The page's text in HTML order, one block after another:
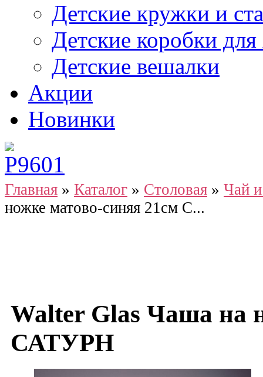
Детские кружки и
Детские коробки
Детские вешалки
Акции
Новинки
Главная » Каталог » Столовая » Чай
ножке матово-синяя 21см С...
Walter Glas Чаша на
САТУРН